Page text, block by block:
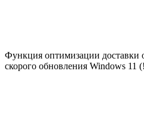
Функция оптимизации доставки
скорого обновления Windows